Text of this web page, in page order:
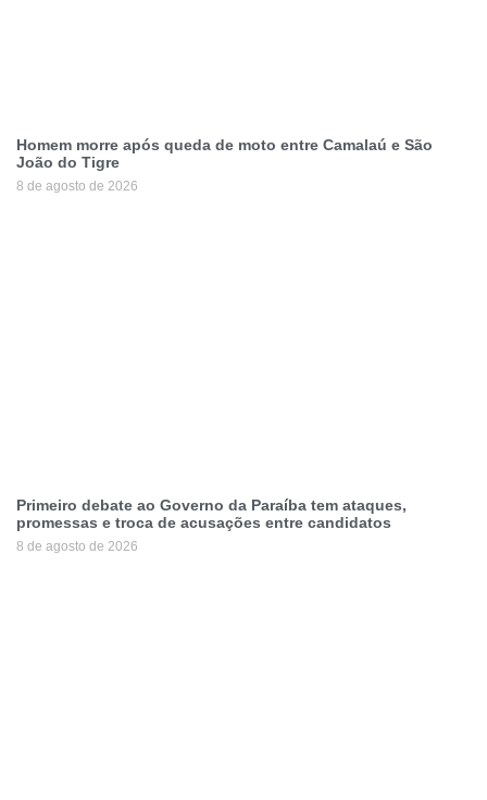
Homem morre após queda de moto entre Camalaú e São
João do Tigre
8 de agosto de 2026
Primeiro debate ao Governo da Paraíba tem ataques,
promessas e troca de acusações entre candidatos
8 de agosto de 2026